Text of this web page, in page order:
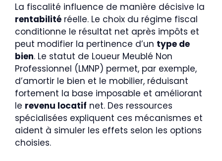
La fiscalité influence de manière décisive la
rentabilité réelle. Le choix du régime fiscal
conditionne le résultat net après impôts et
peut modifier la pertinence d’un type de
bien. Le statut de Loueur Meublé Non
Professionnel (LMNP) permet, par exemple,
d’amortir le bien et le mobilier, réduisant
fortement la base imposable et améliorant
le revenu locatif net. Des ressources
spécialisées expliquent ces mécanismes et
aident à simuler les effets selon les options
choisies.